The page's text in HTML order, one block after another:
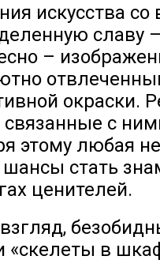
искусства
славу
–
окраски.
с
этому любая
шансы стать
ценителей.
«скелеты в